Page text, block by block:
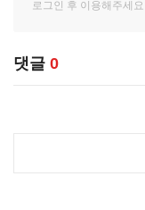
댓글 0